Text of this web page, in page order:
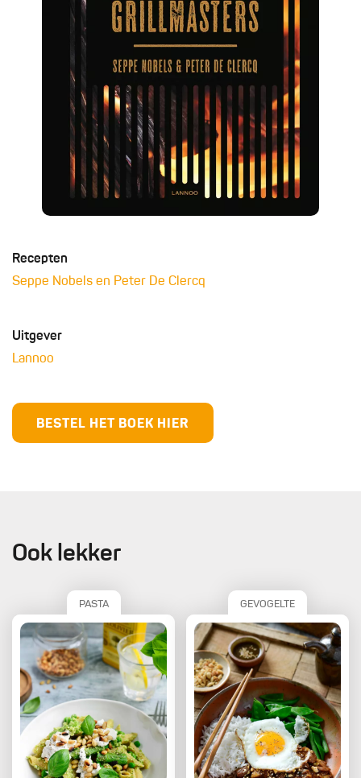
Recepten
Seppe Nobels en Peter De Clercq
Uitgever
Lannoo
BESTEL HET BOEK HIER
Ook lekker
PASTA GEVOGELTE